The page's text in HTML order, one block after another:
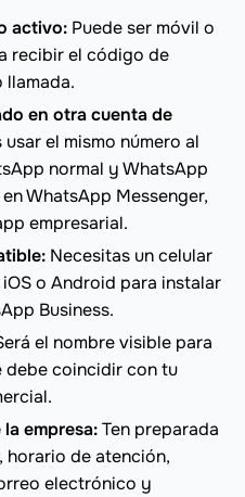
activo: Puede ser móvil o
recibir el código de
llamada.
en otra cuenta de
usar el mismo número al
normal y WhatsApp
WhatsApp Messenger,
empresarial.
Necesitas un celular
o Android para instalar
Business.
el nombre visible para
debe coincidir con tu
empresa:Ten preparada
horario de atención,
electrónico y